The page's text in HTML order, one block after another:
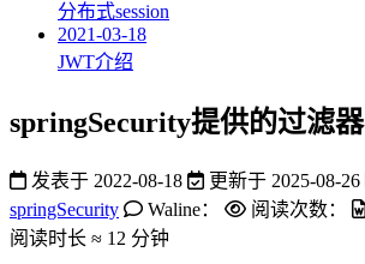
分布式session
2021-03-18
JWT介绍
springSecurity提供的过滤器
发表于 2022-08-18 更新于 2025-08-26
springSecurity
Waline： 阅读次数：
阅读时长 ≈ 12 分钟